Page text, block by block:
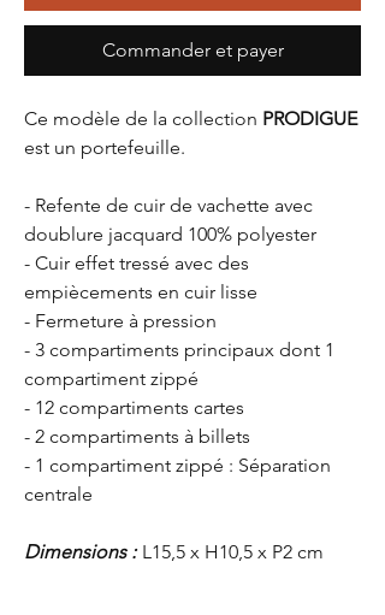
Commander et payer
Ce modèle de la collection PRODIGUE
est un portefeuille.
- Refente de cuir de vachette avec
doublure jacquard 100% polyester
- Cuir effet tressé avec des
empiècements en cuir lisse
- Fermeture à pression
- 3 compartiments principaux dont 1
compartiment zippé
- 12 compartiments cartes
- 2 compartiments à billets
- 1 compartiment zippé : Séparation
centrale
Dimensions :L15,5 x H10,5 x P2 cm